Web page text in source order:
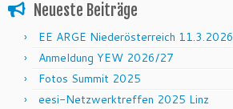
Neueste Beiträge
EE ARGE Niederösterreich 11.3.2026
Anmeldung YEW 2026/27
Fotos Summit 2025
eesi-Netzwerktreffen 2025 Linz